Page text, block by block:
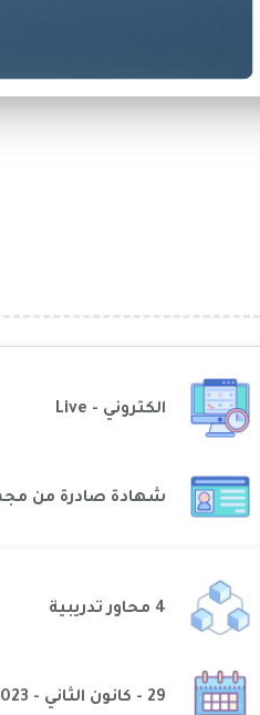
الكتروني - Live
شهادة صادرة من